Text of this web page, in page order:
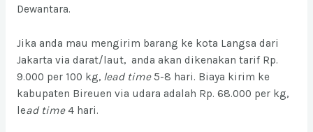
Dewantara.
Jika anda mau mengirim barang ke kota Langsa dari
Jakarta via darat/laut, anda akan dikenakan tarif Rp.
9.000 per 100 kg, lead time5-8 hari. Biaya kirim ke
kabupaten Bireuen via udara adalah Rp. 68.000 per kg,
lead time4 hari.